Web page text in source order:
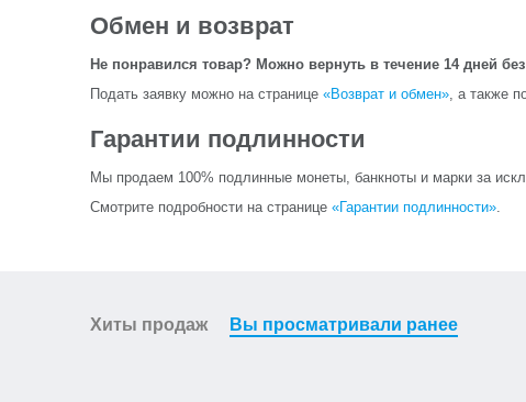
Обмен и возврат
Не понравился товар? Можно вернуть в течение 14 дней
Подать заявку можно на странице «Возврат и обмен», а также
Гарантии подлинности
Мы продаем 100% подлинные монеты, банкноты и марки за
Смотрите подробности на странице «Гарантии подлинности».
Хиты продаж Вы просматривали ранее